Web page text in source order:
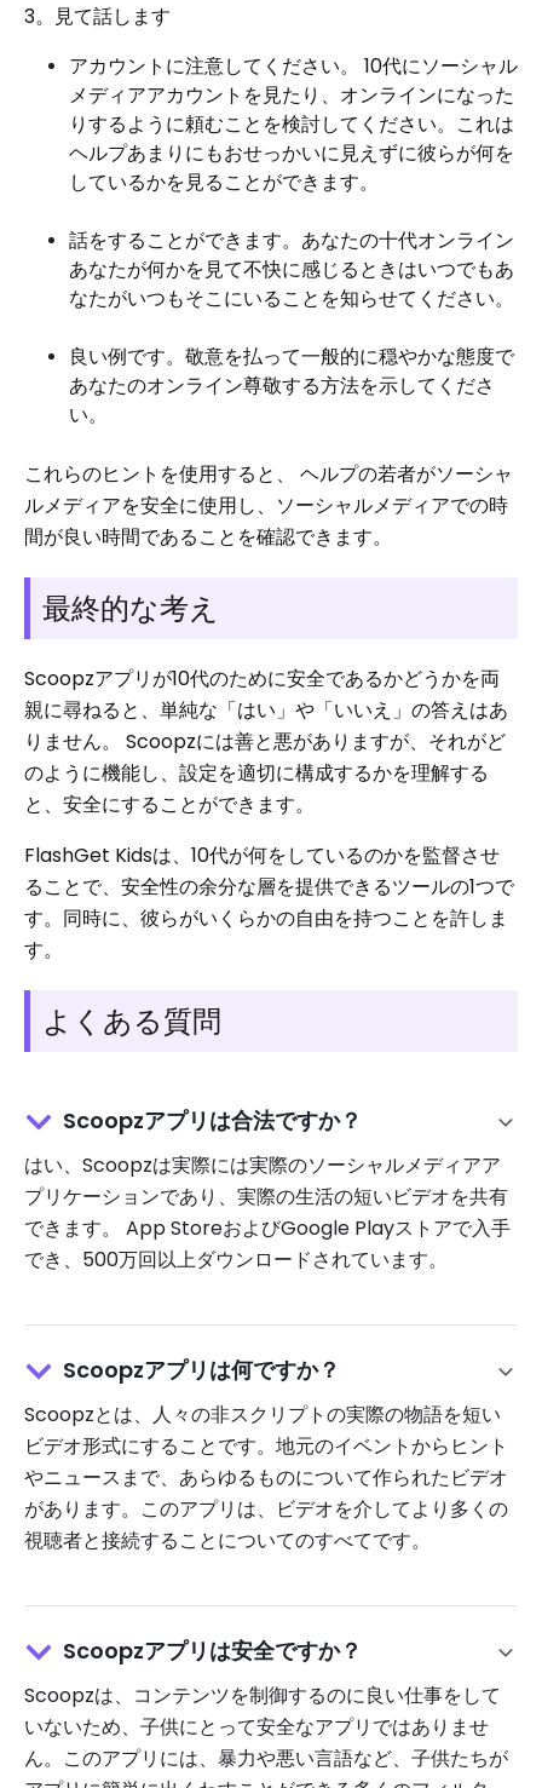
3。見て話します
アカウントに注意してください。 10代にソーシャル
メディアアカウントを見たり、オンラインになった
りするように頼むことを検討してください。これは
ヘルプあまりにもおせっかいに見えずに彼らが何を
しているかを見ることができます。
話をすることができます。あなたの十代オンライン
あなたが何かを見て不快に感じるときはいつでもあ
なたがいつもそこにいることを知らせてください。
良い例です。敬意を払って一般的に穏やかな態度で
あなたのオンライン尊敬する方法を示してくださ
い。
これらのヒントを使用すると、 ヘルプの若者がソーシャ
ルメディアを安全に使用し、ソーシャルメディアでの時
間が良い時間であることを確認できます。
最終的な考え
Scoopzアプリが10代のために安全であるかどうかを両
親に尋ねると、単純な「はい」や「いいえ」の答えはあ
りません。 Scoopzには善と悪がありますが、それがど
のように機能し、設定を適切に構成するかを理解する
と、安全にすることができます。
FlashGet Kidsは、10代が何をしているのかを監督させ
ることで、安全性の余分な層を提供できるツールの1つで
す。同時に、彼らがいくらかの自由を持つことを許しま
す。
よくある質問
Scoopzアプリは合法ですか？
はい、Scoopzは実際には実際のソーシャルメディアア
プリケーションであり、実際の生活の短いビデオを共有
できます。 App StoreおよびGoogle Playストアで入手
でき、500万回以上ダウンロードされています。
Scoopzアプリは何ですか？
Scoopzとは、人々の非スクリプトの実際の物語を短い
ビデオ形式にすることです。地元のイベントからヒント
やニュースまで、あらゆるものについて作られたビデオ
があります。このアプリは、ビデオを介してより多くの
視聴者と接続することについてのすべてです。
Scoopzアプリは安全ですか？
Scoopzは、コンテンツを制御するのに良い仕事をして
いないため、子供にとって安全なアプリではありませ
ん。このアプリには、暴力や悪い言語など、子供たちが